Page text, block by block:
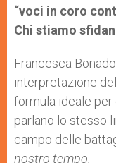
“voci in coro
Chi stiamo
Francesca
interpretazione
formula ideale per
parlano lo stesso
campo delle
nostro tempo.